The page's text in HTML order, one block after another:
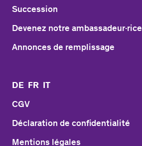
Succession
Devenez notre ambassadeur·rice
Annonces de remplissage
DE FR IT
CGV
Déclaration de confidentialité
Mentions légales